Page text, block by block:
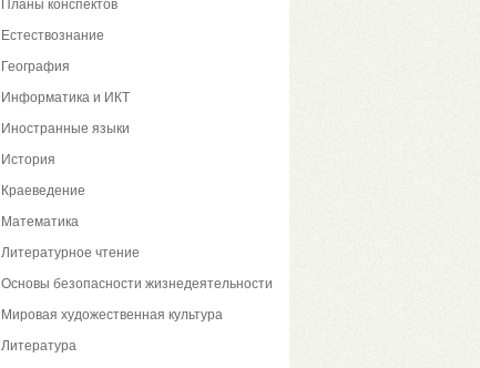
Планы конспектов
Естествознание
География
Информатика и ИКТ
Иностранные языки
История
Краеведение
Математика
Литературное чтение
Основы безопасности жизнедеятельности
Мировая художественная культура
Литература